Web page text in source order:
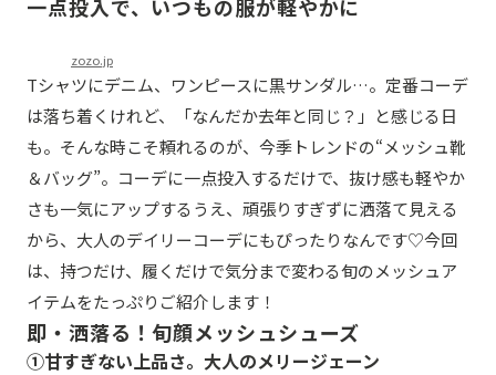
一点投入で、いつもの服が軽やかに
zozo.jp
Tシャツにデニム、ワンピースに黒サンダル…。定番コーデ
は落ち着くけれど、「なんだか去年と同じ？」と感じる日
も。そんな時こそ頼れるのが、今季トレンドの“メッシュ靴
＆バッグ”。コーデに一点投入するだけで、抜け感も軽やか
さも一気にアップするうえ、頑張りすぎずに洒落て見える
から、大人のデイリーコーデにもぴったりなんです♡今回
は、持つだけ、履くだけで気分まで変わる旬のメッシュア
イテムをたっぷりご紹介します！
即・洒落る！旬顔メッシュシューズ
①甘すぎない上品さ。大人のメリージェーン